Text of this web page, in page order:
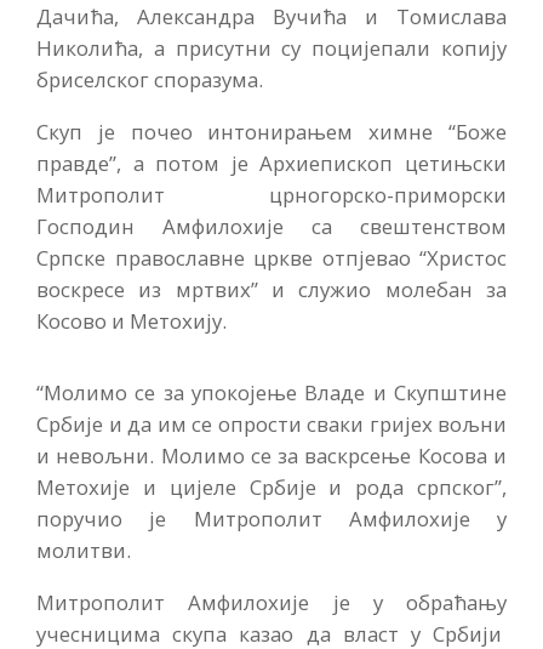
Дачића, Александра Вучића и Томислава
Николића, а присутни су поцијепали копију
бриселског споразума.
Скуп је почео интонирањем химне “Боже
правде”, а потом је Архиепископ цетињски
Митрополит црногорско-приморски
Господин Амфилохије са свештенством
Српске православне цркве отпјевао “Христос
воскресе из мртвих” и служио молебан за
Косово и Метохију.
“Молимо се за упокојење Владе и Скупштине
Србије и да им се опрости сваки гријех вољни
и невољни. Молимо се за васкрсење Косова и
Метохије и цијеле Србије и рода српског”,
поручио је Митрополит Амфилохије у
молитви.
Митрополит Амфилохије је у обраћању
учесницима скупа казао да власт у Србији